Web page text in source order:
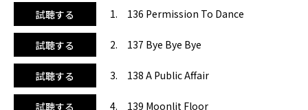
プテンポなアレンジで、レッスン中のテンションをさらに引
き上げてくれます。振り付けを参考にしてみるのも楽しいで
すよね。6曲目は、アイドルの先駆けとも言えるニュー・キ
ッズ・オン・ザ・ブロックの『ステップ・バイ・ステッ
プ』。少し懐かしさを感じるナンバーで、アレンジが良くレ
ッスンにも取り入れやすい仕上がりになっています。8曲目
はBLACKPINK・ジェニーの『マントラ』。原曲よりアップ
試聴する 1. 136 Permission To Dance
試聴する 2. 137 Bye Bye Bye
試聴する 3. 138 A Public Affair
試聴する 4. 139 Moonlit Floor